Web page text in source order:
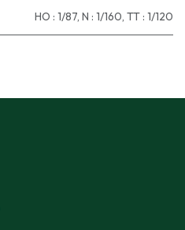
HO : 1/87, N : 1/160, TT : 1/120